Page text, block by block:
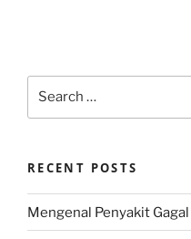
RECENT POSTS
Mengenal Penyakit